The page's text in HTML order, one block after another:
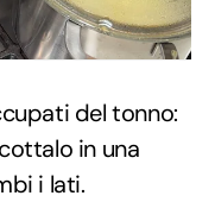
del tonno:
in una
i lati.